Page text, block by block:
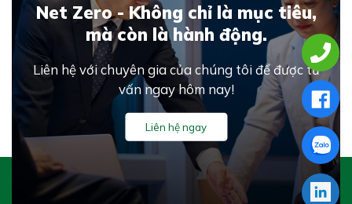
Net Zero - Không chỉ là mục tiêu,
mà còn là hành động.
Liên hệ với chuyên gia của chúng tôi để được tư
vấn ngay hôm nay!
Liên hệ ngay